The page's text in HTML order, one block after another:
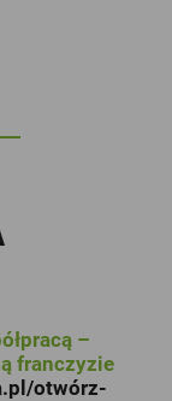
–
franczyzie
otwórz-